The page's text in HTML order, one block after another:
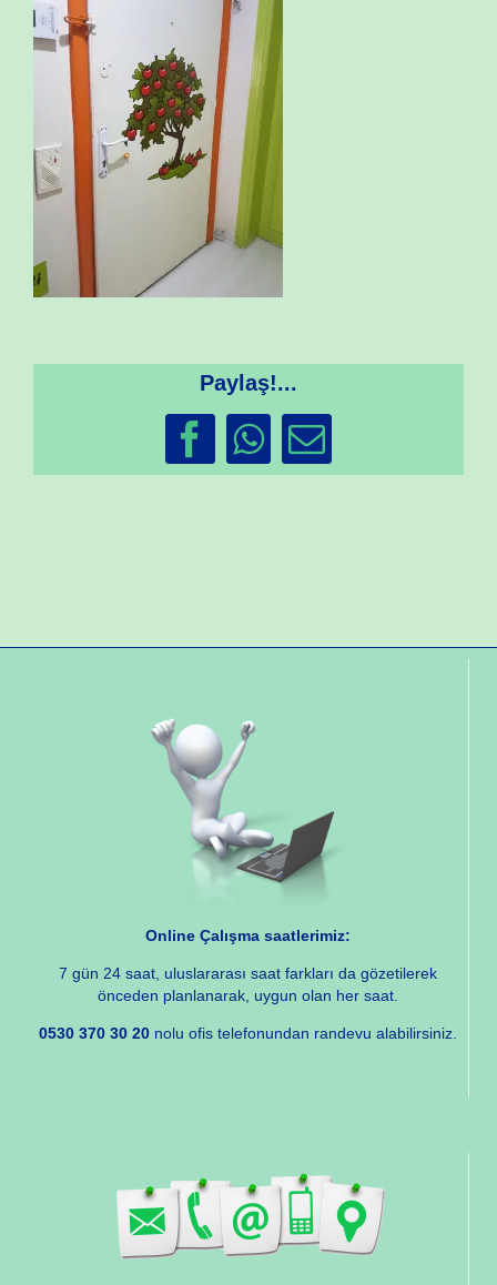
Paylaş!...
Facebook
WhatsApp
Email
Online Çalışma saatlerimiz:
7 gün 24 saat, uluslararası saat farkları da gözetilerek
önceden planlanarak, uygun olan her saat.
0530 370 30 20 nolu ofis telefonundan randevu alabilirsiniz.